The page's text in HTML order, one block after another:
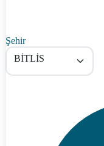
Şehir
BİTLİS